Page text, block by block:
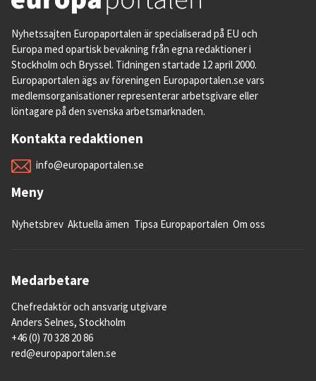
Urval 2:
Sverige i EU
EU-domstolen och Sverige
Jämställdhet mellan könen
Arbetslöshet och sysselsättning
Sociala frågor och EU-mål 2030
Arbetsmiljö och arbetstider
EU-ländernas budgetbalans | Plus och minus
i statsbudgetarna
Demokrati i Europa
Nyhetssajten Europaportalen är specialiserad på EU och
Europa med opartisk bevakning från egna redaktioner i
Stockholm och Bryssel. Tidningen startade 12 april 2000.
Europaportalen ägs av föreningen Europaportalen.se vars
medlemsorganisationer representerar arbetsgivare eller
löntagare på den svenska arbetsmarknaden.
Kontakta redaktionen
info@europaportalen.se
Meny
Nyhetsbrev Aktuella ämen Tipsa Europaportalen Om oss
Medarbetare
Chefredaktör och ansvarig utgivare
Anders Selnes, Stockholm
+46 (0) 70 328 20 86
red@europaportalen.se